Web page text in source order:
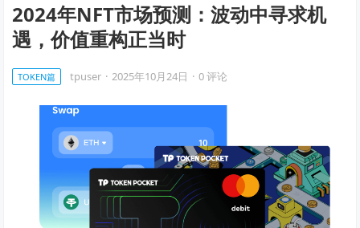
2024年NFT市场预测：波动中寻求机
遇，价值重构正当时
TOKEN篇 tpuser · 2025年10月24日 · 0 评论